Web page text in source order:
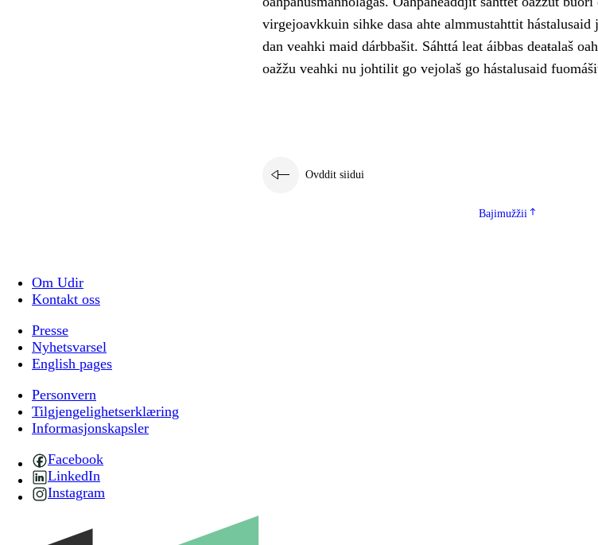
virgejoavkkuin sihke dasa ahte almmustahttit hástalusaid
dan veahki maid dárbbašit. Sáhttá leat áibbas deaŧalaš
oažžu veahki nu johtilit go vejolaš go hástalusaid
Ovddit siidui
Bajimužžii
Om Udir
Kontakt oss
Presse
Nyhetsvarsel
English pages
Personvern
Tilgjengelighetserklæring
Informasjonskapsler
Facebook
LinkedIn
Instagram